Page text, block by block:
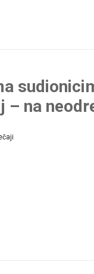
– na